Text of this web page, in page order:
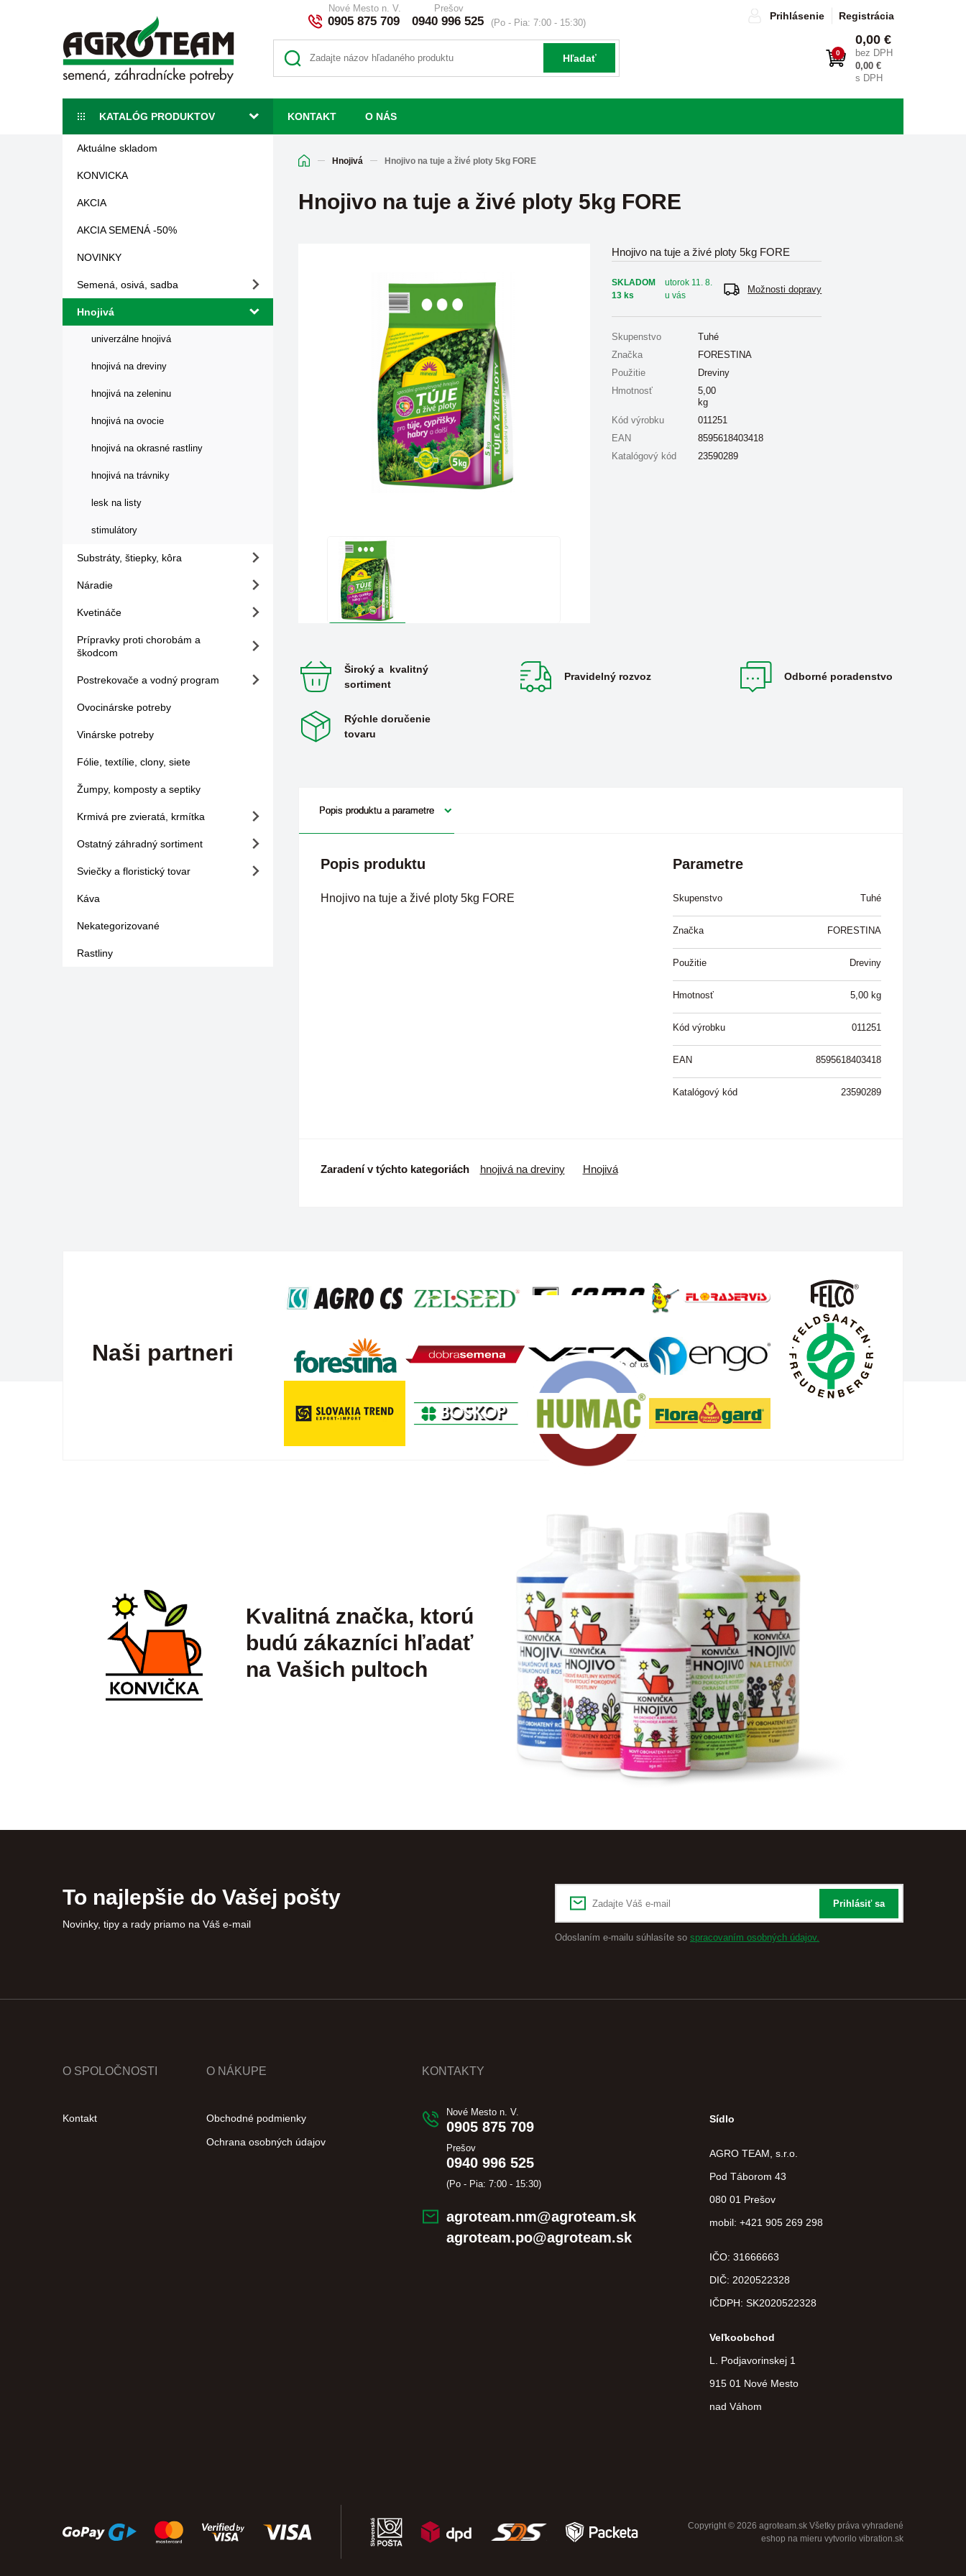
Nové Mesto n. V.
0905 875 709
Prešov
0940 996 525 (Po - Pia: 7:00 - 15:30)
Prihlásenie Registrácia
Hľadať 0
0,00 €
bez DPH
0,00 €
s DPH
KONTAKT O NÁS
KATALÓG PRODUKTOV
Aktuálne skladom
KONVICKA
AKCIA
AKCIA SEMENÁ -50%
NOVINKY
Semená, osivá, sadba
Hnojivá
univerzálne hnojivá
hnojivá na dreviny
hnojivá na zeleninu
hnojivá na ovocie
hnojivá na okrasné rastliny
hnojivá na trávniky
lesk na listy
stimulátory
Substráty, štiepky, kôra
Náradie
Kvetináče
Prípravky proti chorobám a
škodcom
Postrekovače a vodný program
Ovocinárske potreby
Vinárske potreby
Fólie, textílie, clony, siete
Žumpy, komposty a septiky
Krmivá pre zvieratá, krmítka
Ostatný záhradný sortiment
Sviečky a floristický tovar
Káva
Nekategorizované
Rastliny
Hnojivá Hnojivo na tuje a živé ploty 5kg FORE
Hnojivo na tuje a živé ploty 5kg FORE
Hnojivo na tuje a živé ploty 5kg FORE
SKLADOM
13 ks
utorok 11. 8.
u vás
Možnosti dopravy
Skupenstvo
Tuhé
Značka
FORESTINA
Použitie
Dreviny
Hmotnosť
5,00
kg
Kód výrobku
011251
EAN
8595618403418
Katalógový kód
23590289
Široký a kvalitný
sortiment
Pravidelný rozvoz Odborné poradenstvo
Rýchle doručenie
tovaru
Popis produktu a parametre
Popis produktu
Hnojivo na tuje a živé ploty 5kg FORE
Parametre
Skupenstvo Tuhé
Značka FORESTINA
Použitie Dreviny
Hmotnosť 5,00 kg
Kód výrobku 011251
EAN 8595618403418
Katalógový kód 23590289
Zaradení v týchto kategoriách hnojivá na dreviny Hnojivá
Naši partneri
Kvalitná značka, ktorú
budú zákazníci hľadať
na Vašich pultoch
To najlepšie do Vašej pošty
Novinky, tipy a rady priamo na Váš e-mail
Prihlásiť sa
Odoslaním e-mailu súhlasíte so spracovaním osobných údajov.
O SPOLOČNOSTI
Kontakt
O NÁKUPE
Obchodné podmienky
Ochrana osobných údajov
KONTAKTY
Nové Mesto n. V.
0905 875 709
Prešov
0940 996 525
(Po - Pia: 7:00 - 15:30)
agroteam.nm@agroteam.sk
agroteam.po@agroteam.sk
Sídlo
AGRO TEAM, s.r.o.
Pod Táborom 43
080 01 Prešov
mobil: +421 905 269 298
IČO: 31666663
DIČ: 2020522328
IČDPH: SK2020522328
Veľkoobchod
L. Podjavorinskej 1
915 01 Nové Mesto
nad Váhom
Copyright © 2026 agroteam.sk Všetky práva vyhradené
eshop na mieru vytvorilo vibration.sk